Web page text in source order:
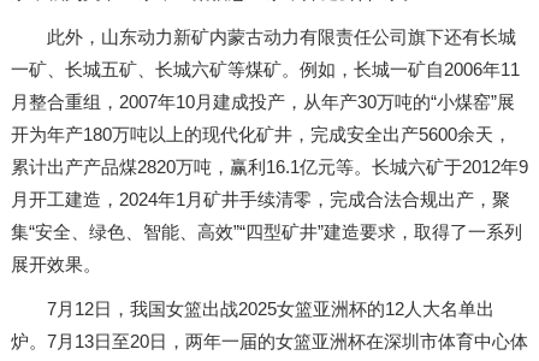
此外，山东动力新矿内蒙古动力有限责任公司旗下还有长城
一矿、长城五矿、长城六矿等煤矿。例如，长城一矿自2006年11
月整合重组，2007年10月建成投产，从年产30万吨的“小煤窑”展
开为年产180万吨以上的现代化矿井，完成安全出产5600余天，
累计出产产品煤2820万吨，赢利16.1亿元等。长城六矿于2012年9
月开工建造，2024年1月矿井手续清零，完成合法合规出产，聚
集“安全、绿色、智能、高效”“四型矿井”建造要求，取得了一系列
展开效果。
7月12日，我国女篮出战2025女篮亚洲杯的12人大名单出
炉。7月13日至20日，两年一届的女篮亚洲杯在深圳市体育中心体